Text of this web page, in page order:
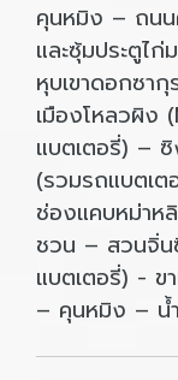
คุนหมิง – ถนน
และซุ้มประตูไ
หุบเขาดอกซา
เมืองโหลวผิง
แบตเตอรี่) –
(รวมรถแบตเต
ช่องแคบหม่า
ชวน – สวนจิ่น
แบตเตอรี่) - ข
– คุนหมิง – น้